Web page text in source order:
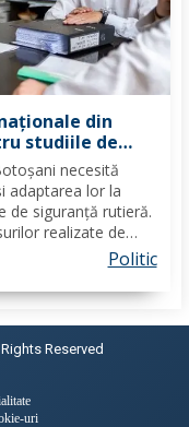
din
studiile de
necesită
adaptarea lor la
de siguranță rutieră.
realizate de
de Drumuri
Politic
Reserved
uri